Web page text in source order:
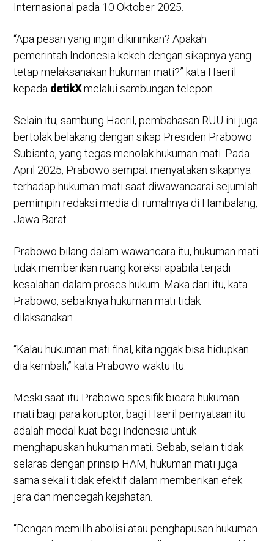
Internasional pada 10 Oktober 2025.
“Apa pesan yang ingin dikirimkan? Apakah
pemerintah Indonesia kekeh dengan sikapnya yang
tetap melaksanakan hukuman mati?” kata Haeril
kepada detikXmelalui sambungan telepon.
Selain itu, sambung Haeril, pembahasan RUU ini juga
bertolak belakang dengan sikap Presiden Prabowo
Subianto, yang tegas menolak hukuman mati. Pada
April 2025, Prabowo sempat menyatakan sikapnya
terhadap hukuman mati saat diwawancarai sejumlah
pemimpin redaksi media di rumahnya di Hambalang,
Jawa Barat.
Prabowo bilang dalam wawancara itu, hukuman mati
tidak memberikan ruang koreksi apabila terjadi
kesalahan dalam proses hukum. Maka dari itu, kata
Prabowo, sebaiknya hukuman mati tidak
dilaksanakan.
“Kalau hukuman mati final, kita nggak bisa hidupkan
dia kembali,” kata Prabowo waktu itu.
Meski saat itu Prabowo spesifik bicara hukuman
mati bagi para koruptor, bagi Haeril pernyataan itu
adalah modal kuat bagi Indonesia untuk
menghapuskan hukuman mati. Sebab, selain tidak
selaras dengan prinsip HAM, hukuman mati juga
sama sekali tidak efektif dalam memberikan efek
jera dan mencegah kejahatan.
“Dengan memilih abolisi atau penghapusan hukuman